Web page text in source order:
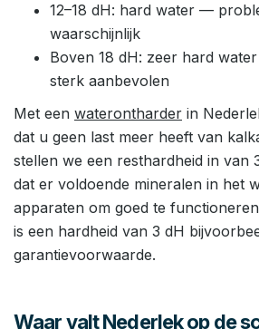
12–18 dH: hard water —
waarschijnlijk
Boven 18 dH: zeer hard
sterk aanbevolen
Met een waterontharder in
dat u geen last meer heeft van
stellen we een resthardheid in van
dat er voldoende mineralen in het
apparaten om goed te
is een hardheid van 3 dH
garantievoorwaarde.
Waar valt Nederlek op de